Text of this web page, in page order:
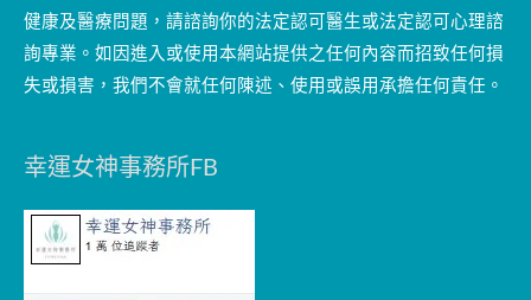
健康及醫療問題，請諮詢你的法定認可醫生或法定認可心理諮
詢專業。如因進入或使用本網站提供之任何內容而招致任何損
失或損害，我們不會就任何陳述、使用或誤用承擔任何責任。
幸運女神事務所FB